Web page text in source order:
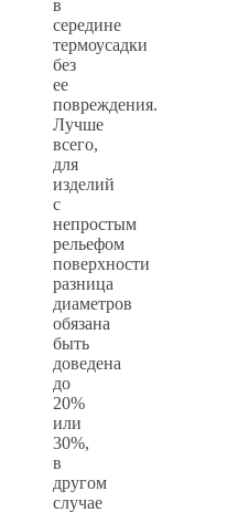
в
середине
термоусадки
без
ее
повреждения.
Лучше
всего,
для
изделий
с
непростым
рельефом
поверхности
разница
диаметров
обязана
быть
доведена
до
20%
или
30%,
в
другом
случае